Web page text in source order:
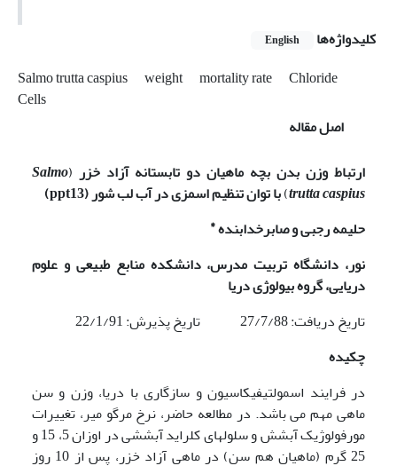
کلیدواژه‌ها
English
Salmo trutta caspius weight mortality rate
Chloride
Cells
اصل مقاله
ارتباط وزن بدن بچه ماهیان دو تابستانه آزاد خزر (
Salmo
trutta caspius
)با توان تنظیم اسمزی در آب لب شور ( ppt13)
حلیمه رجبی و صابرخدابنده*
نور، دانشگاه تربیت مدرس، دانشکده منابع طبیعی و علوم
دریایی، گروه بیولوژی دریا
تاریخ دریافت: 27/7/88 تاریخ پذیرش: 22/1/91
چکیده
در فرایند اسمولتیفیکاسیون و سازگاری با دریا، وزن و سن
ماهی مهم می باشد. در مطالعه حاضر، نرخ مرگ­و میر، تغییرات
مورفولوژیک آبشش و سلولهای کلراید آبششی در اوزان 5، 15 و
25 گرم (ماهیان هم سن) در ماهی آزاد خزر، پس از 10 روز